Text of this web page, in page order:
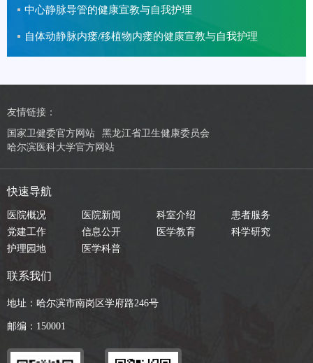
中心静脉导管的健康宣教与自我护理
自体动静脉内瘘/移植物内瘘的健康宣教与自我护理
友情链接：
国家卫健委官方网站
黑龙江省卫生健康委员会
哈尔滨医科大学官方网站
快速导航
医院概况 医院新闻 科室介绍
患者服务
党建工作
信息公开 医学教育
科学研究
护理园地
医学科普
联系我们
地址：哈尔滨市南岗区学府路246号
邮编：150001